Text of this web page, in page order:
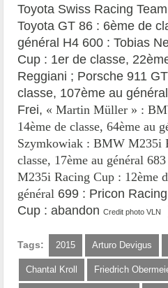
Toyota Swiss Racing
Toyota GT 86 : 6ème de
général H4 600 : Tobias
Cup : 1er de classe,
Reggiani ; Porsche 911
classe, 107ème au
Frei, « Martin Müller » :
14ème de classe,64ème au
Szymkowiak : BMW M235i
classe, 17ème au général
M235i Racing Cup : 12ème
général 699 : Pricon
Cup : abandonCredit photo VLN
Tags: 2015 Arturo Devigus
Chantal Kroll Friedrich